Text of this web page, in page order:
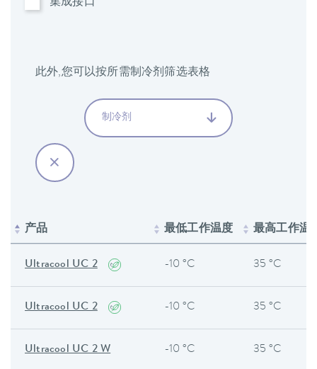
集成接口
此外,您可以按所需制冷剂筛选表格
制冷剂
产品 最低工作温度 最高工作温
Ultracool UC 2 -10 °C 35 °C
Ultracool UC 2 -10 °C 35 °C
Ultracool UC 2 W -10 °C 35 °C